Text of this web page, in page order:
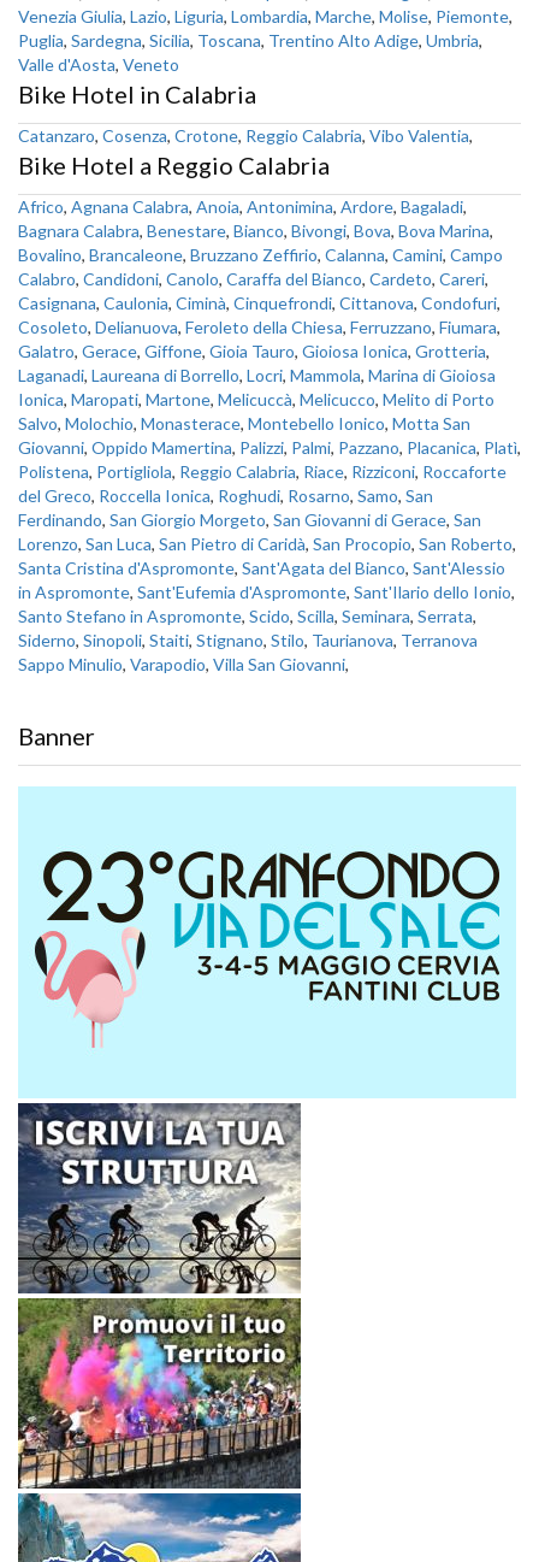
Venezia Giulia, Lazio, Liguria, Lombardia, Marche, Molise, Piemonte,
Puglia, Sardegna, Sicilia, Toscana, Trentino Alto Adige, Umbria,
Valle d'Aosta, Veneto
Bike Hotel in Calabria
Catanzaro, Cosenza, Crotone, Reggio Calabria, Vibo Valentia,
Bike Hotel a Reggio Calabria
Africo, Agnana Calabra, Anoia, Antonimina, Ardore, Bagaladi,
Bagnara Calabra, Benestare, Bianco, Bivongi, Bova, Bova Marina,
Bovalino, Brancaleone, Bruzzano Zeffirio, Calanna, Camini, Campo
Calabro, Candidoni, Canolo, Caraffa del Bianco, Cardeto, Careri,
Casignana, Caulonia, Ciminà, Cinquefrondi, Cittanova, Condofuri,
Cosoleto, Delianuova, Feroleto della Chiesa, Ferruzzano, Fiumara,
Galatro, Gerace, Giffone, Gioia Tauro, Gioiosa Ionica, Grotteria,
Laganadi, Laureana di Borrello, Locri, Mammola, Marina di Gioiosa
Ionica, Maropati, Martone, Melicuccà, Melicucco, Melito di Porto
Salvo, Molochio, Monasterace, Montebello Ionico, Motta San
Giovanni, Oppido Mamertina, Palizzi, Palmi, Pazzano, Placanica, Platì,
Polistena, Portigliola, Reggio Calabria, Riace, Rizziconi, Roccaforte
del Greco, Roccella Ionica, Roghudi, Rosarno, Samo, San
Ferdinando, San Giorgio Morgeto, San Giovanni di Gerace, San
Lorenzo, San Luca, San Pietro di Caridà, San Procopio, San Roberto,
Santa Cristina d'Aspromonte, Sant'Agata del Bianco, Sant'Alessio
in Aspromonte, Sant'Eufemia d'Aspromonte, Sant'Ilario dello Ionio,
Santo Stefano in Aspromonte, Scido, Scilla, Seminara, Serrata,
Siderno, Sinopoli, Staiti, Stignano, Stilo, Taurianova, Terranova
Sappo Minulio, Varapodio, Villa San Giovanni,
Banner